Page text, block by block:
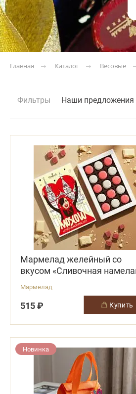
Главная Каталог Весовые
Фильтры Наши предложения
Мармелад желейный со
вкусом «Сливочная
«Личи»
Мармелад
515 ₽ купить
Новинка